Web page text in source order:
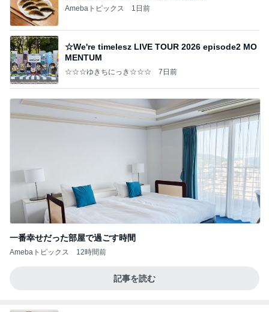
Amebaトピックス 1日前
☆We're timelesz LIVE TOUR 2026 episode2 MO
MENTUM
☆☆☆ゆきちにっき☆☆☆ 7日前
一番幸せだった部屋で過ごす時間
Amebaトピックス 12時間前
記事を読む